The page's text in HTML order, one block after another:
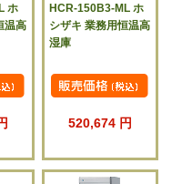
ホ
温高
HCR-150B3-ML ホ
シザキ 業務用恒温高
湿庫
520,674 円